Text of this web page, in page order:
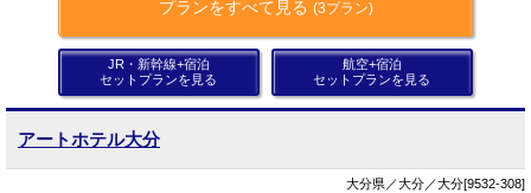
プランをすべて見る (3プラン)
JR・新幹線+宿泊
セットプランを見る
航空+宿泊
セットプランを見る
アートホテル大分
大分県／大分／大分[9532-308]